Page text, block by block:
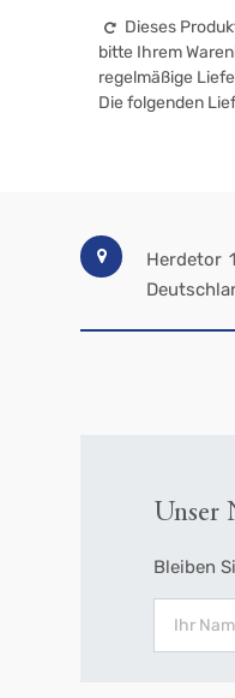
Dieses
bitte Ihrem
regelmäßige
Die folgenden
Herdetor
Unser
Bleiben